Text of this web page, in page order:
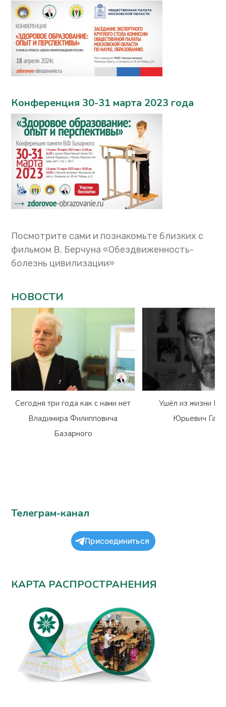
Конференция 30-31 марта 2023 года
Посмотрите сами и познакомьте близких с
фильмом В. Берчуна «Обездвиженность-
болезнь цивилизации»
НОВОСТИ
Сегодня три года как с нами нет
Владимира Филипповича
Базарного
Ушёл из жизни
Юрьевич
Телеграм-канал
Присоединиться
КАРТА РАСПРОСТРАНЕНИЯ